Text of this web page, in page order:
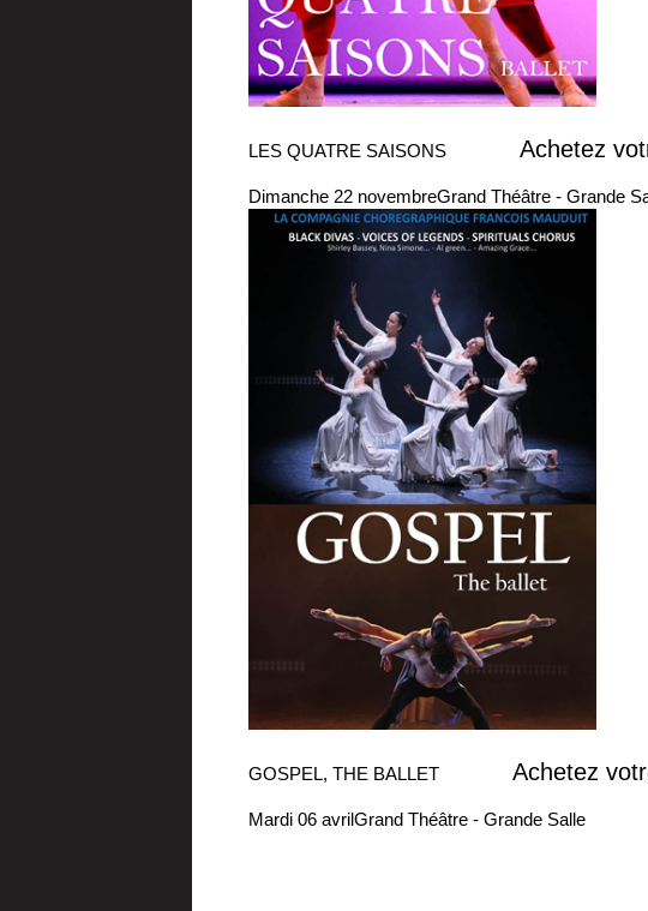
LES QUATRE SAISONS Achetez
Dimanche 22 novembreGrand Théâtre - Grande
GOSPEL, THE BALLET Achetez
Mardi 06 avrilGrand Théâtre - Grande Salle